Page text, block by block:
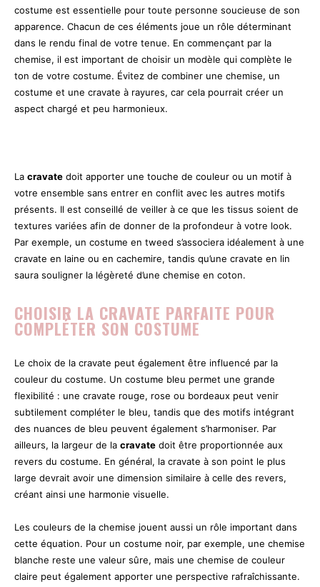
costume est essentielle pour toute personne soucieuse de son
apparence. Chacun de ces éléments joue un rôle déterminant
dans le rendu final de votre tenue. En commençant par la
chemise, il est important de choisir un modèle qui complète le
ton de votre costume. Évitez de combiner une chemise, un
costume et une cravate à rayures, car cela pourrait créer un
aspect chargé et peu harmonieux.
La cravate doit apporter une touche de couleur ou un motif à
votre ensemble sans entrer en conflit avec les autres motifs
présents. Il est conseillé de veiller à ce que les tissus soient de
textures variées afin de donner de la profondeur à votre look.
Par exemple, un costume en tweed s’associera idéalement à une
cravate en laine ou en cachemire, tandis qu’une cravate en lin
saura souligner la légèreté d’une chemise en coton.
CHOISIR LA CRAVATE PARFAITE POUR
COMPLÉTER SON COSTUME
Le choix de la cravate peut également être influencé par la
couleur du costume. Un costume bleu permet une grande
flexibilité : une cravate rouge, rose ou bordeaux peut venir
subtilement compléter le bleu, tandis que des motifs intégrant
des nuances de bleu peuvent également s’harmoniser. Par
ailleurs, la largeur de la cravate doit être proportionnée aux
revers du costume. En général, la cravate à son point le plus
large devrait avoir une dimension similaire à celle des revers,
créant ainsi une harmonie visuelle.
Les couleurs de la chemise jouent aussi un rôle important dans
cette équation. Pour un costume noir, par exemple, une chemise
blanche reste une valeur sûre, mais une chemise de couleur
claire peut également apporter une perspective rafraîchissante.